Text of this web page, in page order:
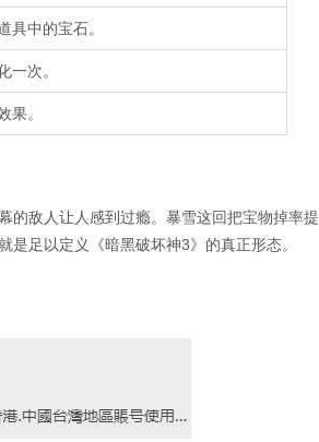
具中的宝石。
一次。
果。
的敌人让人感到过瘾。暴雪这回把宝物掉率提
足以定义《暗黑破坏神3》的真正形态。